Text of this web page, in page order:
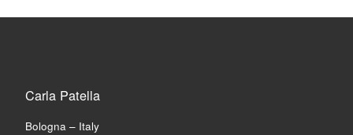
Carla Patella
Bologna – Italy